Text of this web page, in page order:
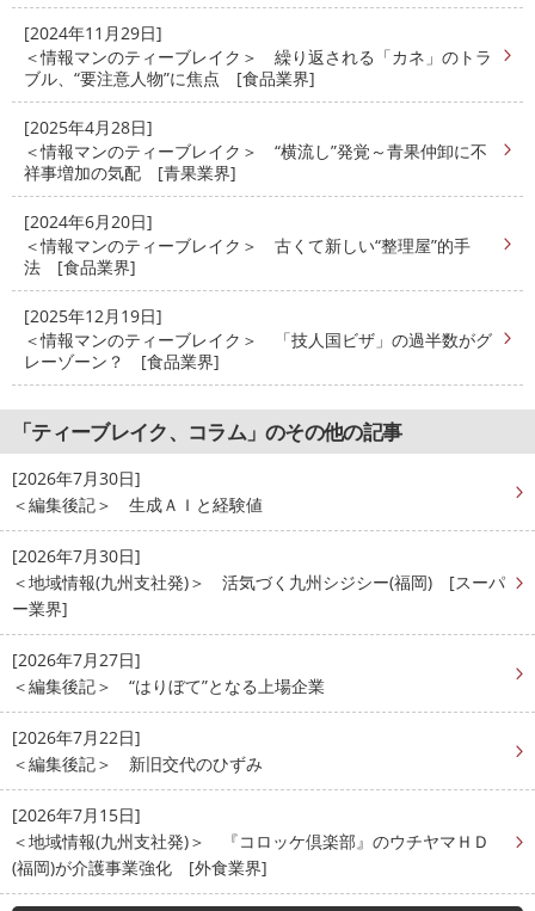
[2024年11月29日]
＜情報マンのティーブレイク＞ 繰り返される「カネ」のトラ
ブル、“要注意人物”に焦点 [食品業界]
[2025年4月28日]
＜情報マンのティーブレイク＞ “横流し”発覚～青果仲卸に不
祥事増加の気配 [青果業界]
[2024年6月20日]
＜情報マンのティーブレイク＞ 古くて新しい“整理屋”的手
法 [食品業界]
[2025年12月19日]
＜情報マンのティーブレイク＞ 「技人国ビザ」の過半数がグ
レーゾーン？ [食品業界]
「ティーブレイク、コラム」のその他の記事
[2026年7月30日]
＜編集後記＞ 生成ＡＩと経験値
[2026年7月30日]
＜地域情報(九州支社発)＞ 活気づく九州シジシー(福岡) [スーパ
ー業界]
[2026年7月27日]
＜編集後記＞ “はりぼて”となる上場企業
[2026年7月22日]
＜編集後記＞ 新旧交代のひずみ
[2026年7月15日]
＜地域情報(九州支社発)＞ 『コロッケ倶楽部』のウチヤマＨＤ
(福岡)が介護事業強化 [外食業界]